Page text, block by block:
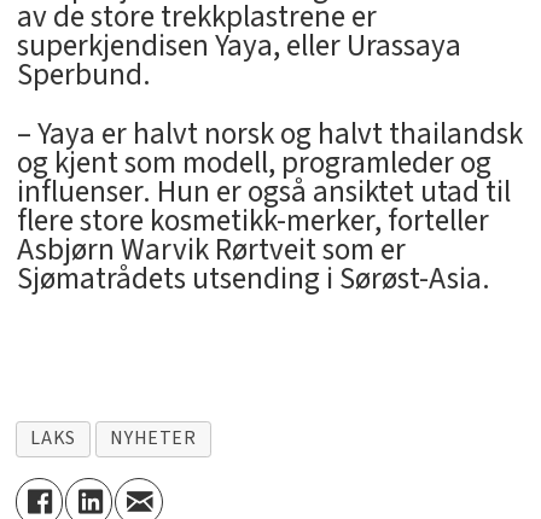
av de store trekkplastrene er
superkjendisen Yaya, eller Urassaya
Sperbund.
– Yaya er halvt norsk og halvt thailandsk
og kjent som modell, programleder og
influenser. Hun er også ansiktet utad til
flere store kosmetikk-merker, forteller
Asbjørn Warvik Rørtveit som er
Sjømatrådets utsending i Sørøst-Asia.
LAKS NYHETER